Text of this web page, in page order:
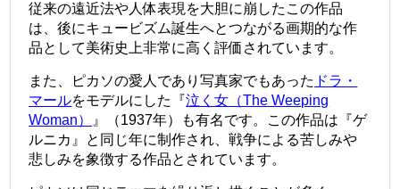
従来の遠近法や人体表現を大胆に崩したこの作品
は、後にキュービズム誕生へとつながる画期的な作
品として美術史上非常に高く評価されています。
また、ピカソの愛人であり写真家でもあった ドラ・
マールをモデルにした『泣く女（The Weeping
Woman）
』（1937年）も有名です。この作品は『ゲ
ルニカ』と同じ年に制作され、戦争による苦しみや
悲しみを象徴する作品とされています。